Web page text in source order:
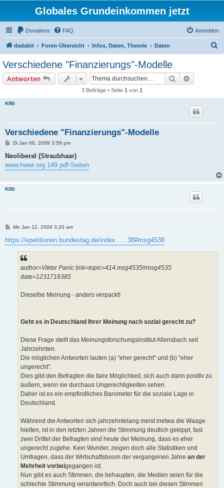
Globales Grundeinkommen jetzt
Donations FAQ Anmelden
dadabit Foren-Übersicht Infos, Daten, Theorie Daten
Verschiedene "Finanzierungs"-Modelle
Antworten Suche
3 Beiträge • Seite 1 von 1
KlBi
Verschiedene "Finanzierungs"-Modelle
B
i
r
Di Jan 06, 2009 3:59 pm
Neoliberal (Straubhaar)
www.hwwi.org 149 pdf-Seiten
KlBi
B
i
t
Mo Jan 12, 2009 3:20 am
https://epetitionen.bundestag.de/index. ... 38#msg4538
author=Viktor Panic link=topic=414.msg4535#msg4535
date=1231718385
Dieselbe Meinung - anders verpackt!
Geht es in Deutschland Ihrer Meinung nach sozial gerecht zu?
Diese Frage stellt das Meinungsforschungsinstitut Allensbach seit
Jahrzehnten.
Die möglichen Antworten lauten (a) "eher gerecht" und (b) "eher
ungerecht".
Dies gibt den Befragten die faire Möglichkeit, sich auch dann positiv zu
äußern, wenn sie durchaus Ungerechtigkeiten sehen.
Daher ist es ein empfindliches Barometer für die soziale Lage in
Deutschland.
Während die Antworten sich jahrzehntelang meist inetwa die Waage
hielten, ist in den letzten Jahren die Stimmung deutlich gekippt, fast
zwei Drittel der Befragten sind heute der Meinung, dass es eher
ungerecht zugehe. Kein Wunder, zeigen doch alle Statistiken und
Umfragen, dass der Wirtschaftsboom der vergangenen Jahre an der
Mehrheit vorbeigegangen ist.
Nun gibt es auch Stimmen, die behaupten, die Medien seien für die
schlechte Stimmung verantwortlich. Doch auch bei diesen Stimmen